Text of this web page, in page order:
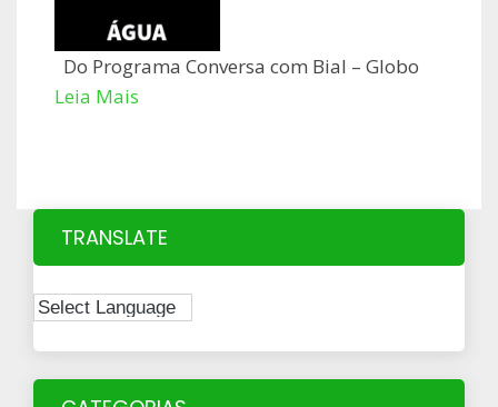
Do Programa Conversa com Bial – Globo
Leia Mais
TRANSLATE